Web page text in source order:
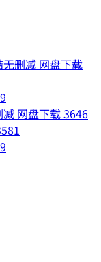
无删减 网盘下载
减 网盘下载3646